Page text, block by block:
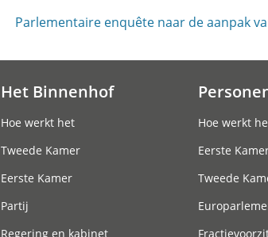
Parlementaire enquête naar de aanpak
Het Binnenhof
Hoe werkt het
Tweede Kamer
Eerste Kamer
Partij
Regering en kabinet
Hoe werkt
Eerste
Tweede